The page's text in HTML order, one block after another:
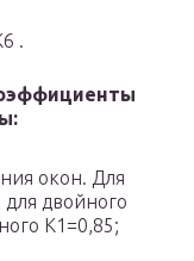
6 .
окон. Для
для двойного
К1 =0,85;